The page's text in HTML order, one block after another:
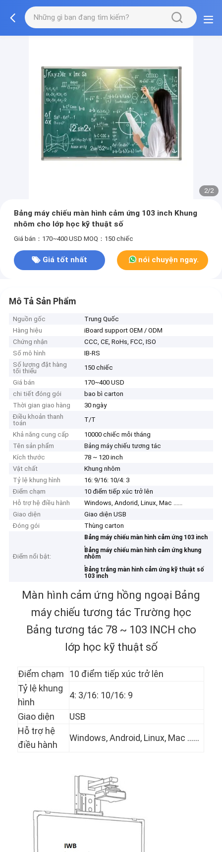
2/2
Bảng máy chiếu màn hình cảm ứng 103 inch Khung
nhôm cho lớp học kỹ thuật số
Giá bán：170~400 USD MOQ：150 chiếc
Giá tốt nhất nói chuyện ngay.
Mô Tả Sản Phẩm
Nguồn gốc
Trung Quốc
Hàng hiệu
iBoard support OEM / ODM
Chứng nhận
CCC, CE, RoHs, FCC, ISO
Số mô hình
IB-RS
Số lượng đặt hàng
tối thiểu
150 chiếc
Giá bán
170~400 USD
chi tiết đóng gói
bao bì carton
Thời gian giao hàng
30 ngày
Điều khoản thanh
toán
T/T
Khả năng cung cấp
10000 chiếc mỗi tháng
Tên sản phẩm
Bảng máy chiếu tương tác
Kích thước
78 ~ 120 inch
Vật chất
Khung nhôm
Tỷ lệ khung hình
16: 9/16: 10/4: 3
Điểm chạm
10 điểm tiếp xúc trở lên
Hỗ trợ hệ điều hành
Windows, Andorid, Linux, Mac ......
Giao diện
Giao diện USB
Đóng gói
Thùng carton
Điểm nổi bật:
Bảng máy chiếu màn hình cảm ứng 103 inch
,
Bảng máy chiếu màn hình cảm ứng khung
nhôm
,
Bảng trắng màn hình cảm ứng kỹ thuật số
103 inch
Màn hình cảm ứng hồng ngoại Bảng
máy chiếu tương tác Trường học
Bảng tương tác 78 ~ 103 INCH cho
lớp học kỹ thuật số
Điểm chạm
10 điểm tiếp xúc trở lên
Tỷ lệ khung
hình
4: 3/16: 10/16: 9
Giao diện
USB
Hỗ trợ hệ
điều hành
Windows, Android, Linux, Mac ......